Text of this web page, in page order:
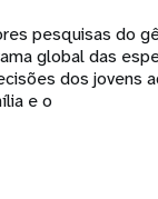
pesquisas do
global das
dos jovens
e o